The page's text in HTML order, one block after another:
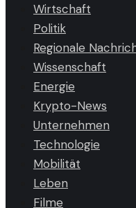
Wirtschaft
Politik
Regionale
Wissenschaft
Energie
Krypto-News
Unternehmen
Technologie
Mobilität
Leben
Filme